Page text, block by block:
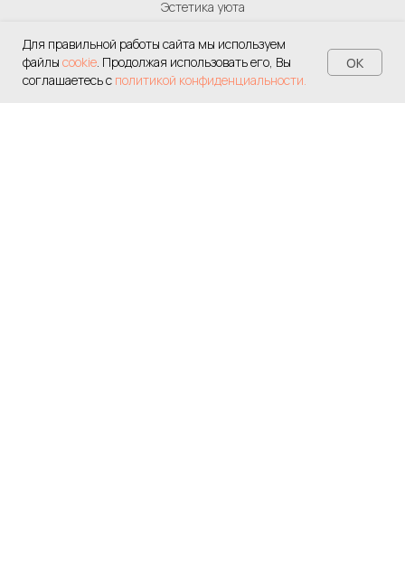
Для правильной работы сайта мы используем
файлы cookie. Продолжая использовать его, Вы
соглашаетесь с политикой конфиденциальности.
OK
Эстетика уюта
+375(44)777-79-57
e-mail:shop@askimo-home.by